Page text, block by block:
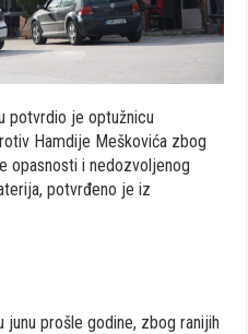
potvrdio je optužnicu
Hamdije Meškovića zbog
opasnosti i nedozvoljenog
potvrđeno je iz
prošle godine, zbog ranijih